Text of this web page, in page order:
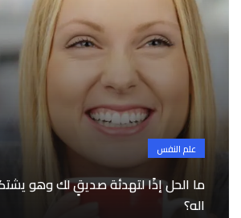
علم النفس
ما الحل إذًا لتهدئة صديقٍ لك وهو
اله؟